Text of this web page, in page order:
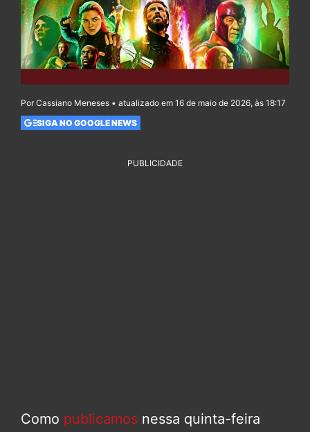
Por Cassiano Meneses • atualizado em 16 de maio de 2026, às 18:17
SIGA NO GOOGLE NEWS
PUBLICIDADE
Como publicamos nessa quinta-feira